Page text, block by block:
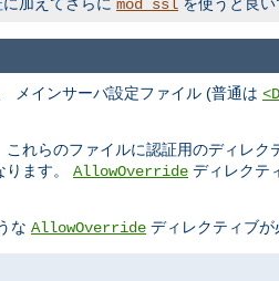
mod_ssl
メインサーバ設定ファイル (普通は
れらのファイルに認証用のディレ
ます。 AllowOverride ディレクテ
な AllowOverride ディレクティブが